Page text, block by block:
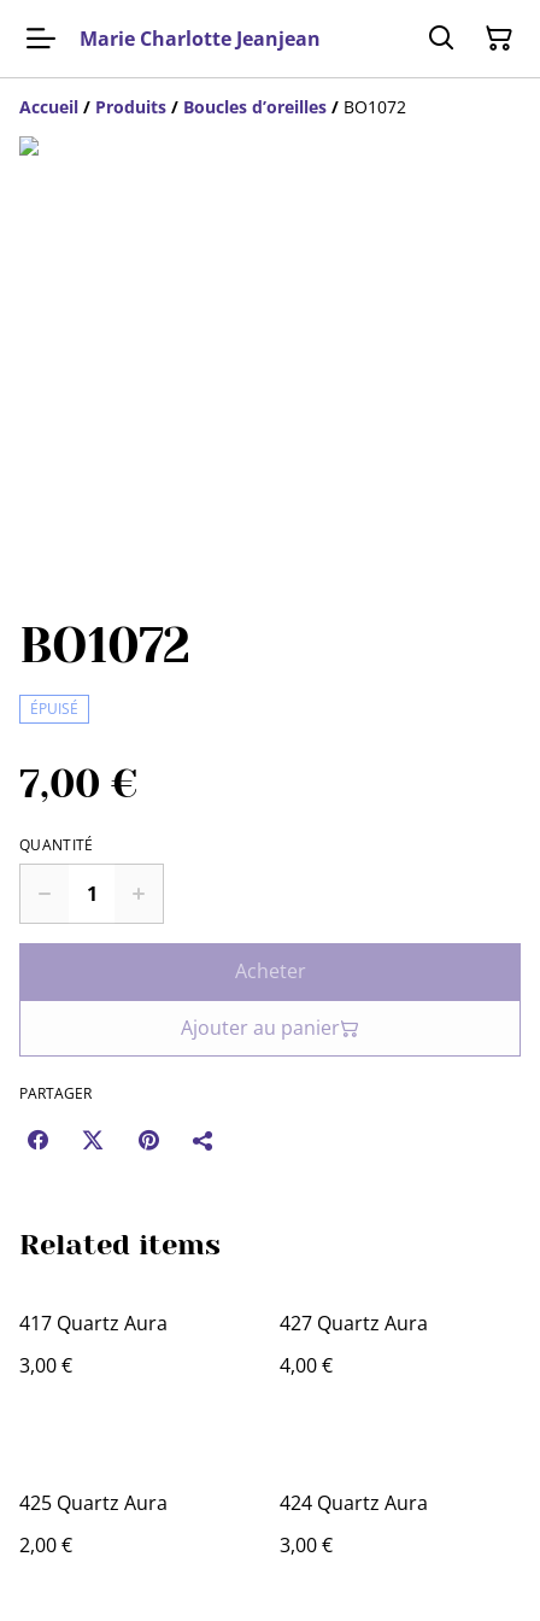
Marie Charlotte Jeanjean
Accueil / Produits / Boucles d’oreilles / BO1072
BO1072
ÉPUISÉ
7,00 €
QUANTITÉ
Acheter
Ajouter au panier
PARTAGER
Related items
417 Quartz Aura
3,00 €
427 Quartz Aura
4,00 €
425 Quartz Aura
2,00 €
424 Quartz Aura
3,00 €